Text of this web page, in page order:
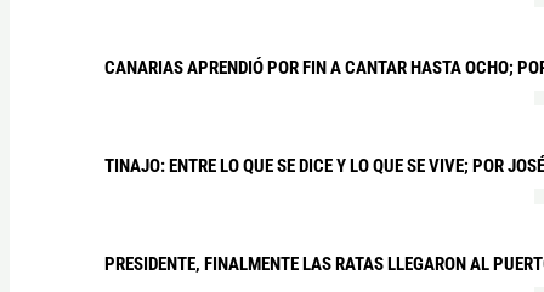
CANARIAS APRENDIÓ POR FIN A CANTAR HASTA OCHO;
TINAJO: ENTRE LO QUE SE DICE Y LO QUE SE VIVE; POR
PRESIDENTE, FINALMENTE LAS RATAS LLEGARON AL